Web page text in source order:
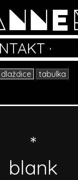
·
dlaždice tabulka
*
blank